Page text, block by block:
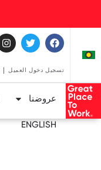
تسجيل دخول العميل
عروضنا
ENGLISH